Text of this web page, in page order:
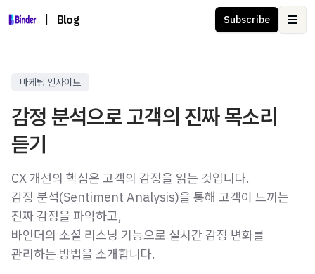
Blog Subscribe
마케팅 인사이트
감정 분석으로 고객의 진짜 목소리
듣기
CX 개선의 핵심은 고객의 감정을 읽는 것입니다.
감정 분석(Sentiment Analysis)을 통해 고객이 느끼는
진짜 감정을 파악하고,
바인더의 소셜 리스닝 기능으로 실시간 감정 변화를
관리하는 방법을 소개합니다.